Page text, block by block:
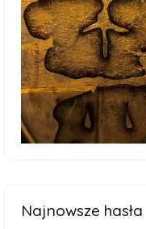
Najnowsze hasła